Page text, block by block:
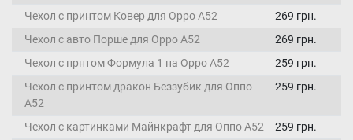
Чехол с принтом Ковер для Oppo A52
269 грн.
Чехол с авто Порше для Oppo A52
269 грн.
Чехол с прнтом Формула 1 на Oppo A52
259 грн.
Чехол с принтом дракон Беззубик для Оппо
А52
259 грн.
Чехол с картинками Майнкрафт для Оппо А52
259 грн.